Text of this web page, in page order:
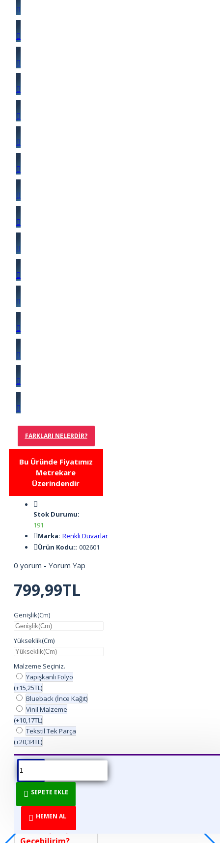
FARKLARI NELERDIR?
Bu Üründe Fiyatımız
Metrekare
Üzerindendir
Stok Durumu:
191
Marka: Renkli Duvarlar
Ürün Kodu:: 002601
0 yorum - Yorum Yap
799,99TL
Genişlik(Cm)
Yükseklik(Cm)
Malzeme Seçiniz.
Yapışkanlı Folyo
(+15,25TL)
Blueback (İnce Kağıt)
Vinil Malzeme
(+10,17TL)
Tekstil Tek Parça
(+20,34TL)
SEPETE EKLE
HEMEN AL
ÜRÜN BILGISI ÜRÜN YORUMLARI
DİREKT ÜRETİCİDEN
TÜKETİCİYE!
Nasıl Sipariş